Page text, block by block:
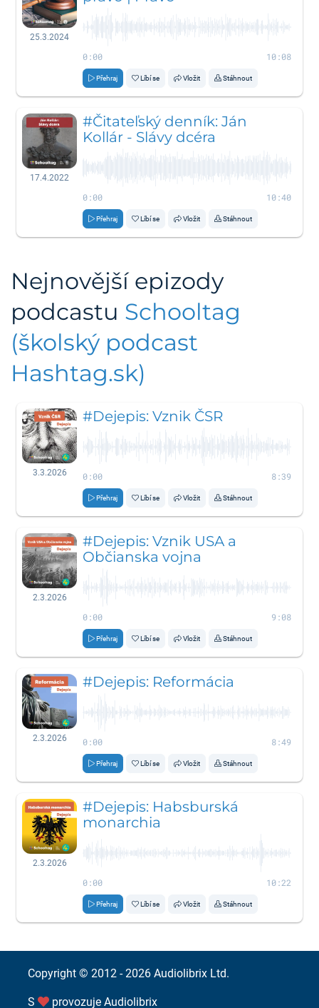
25.3.2024
0:00 10:08
Přehraj Líbí se Vložit Stáhnout
17.4.2022
#Čitateľský denník: Ján
Kollár - Slávy dcéra
0:00 10:40
Přehraj Líbí se Vložit Stáhnout
Nejnovější epizody
podcastu Schooltag
(školský podcast
Hashtag.sk)
3.3.2026
#Dejepis: Vznik ČSR
0:00 8:39
Přehraj Líbí se Vložit Stáhnout
2.3.2026
#Dejepis: Vznik USA a
Občianska vojna
0:00 9:08
Přehraj Líbí se Vložit Stáhnout
2.3.2026
#Dejepis: Reformácia
0:00 8:49
Přehraj Líbí se Vložit Stáhnout
2.3.2026
#Dejepis: Habsburská
monarchia
0:00 10:22
Přehraj Líbí se Vložit Stáhnout
Copyright © 2012 - 2026 Audiolibrix Ltd.
S provozuje Audiolibrix